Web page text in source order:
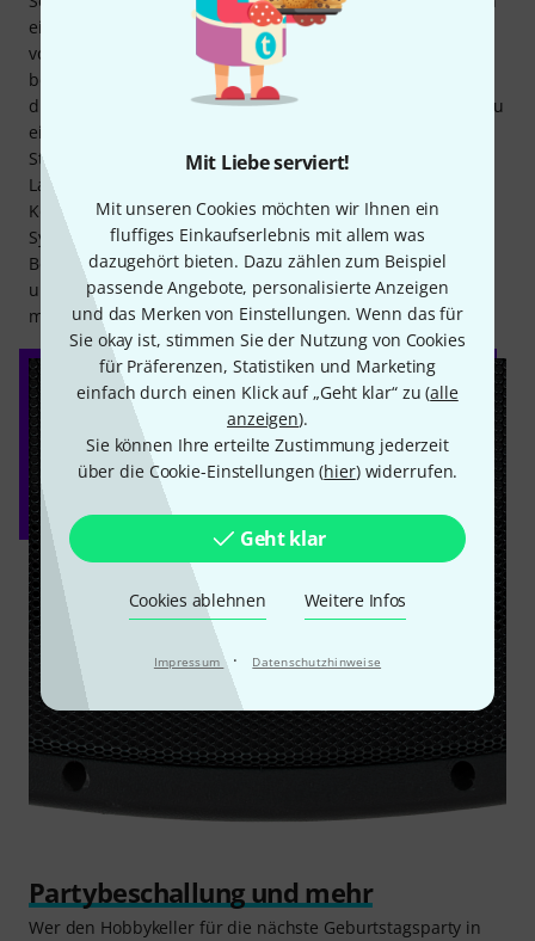
Mit Liebe serviert!
Mit unseren Cookies möchten wir Ihnen ein
fluffiges Einkaufserlebnis mit allem was
dazugehört bieten. Dazu zählen zum Beispiel
passende Angebote, personalisierte Anzeigen
und das Merken von Einstellungen. Wenn das für
Sie okay ist, stimmen Sie der Nutzung von Cookies
für Präferenzen, Statistiken und Marketing
einfach durch einen Klick auf „Geht klar“ zu (alle
anzeigen).
Sie können Ihre erteilte Zustimmung jederzeit
über die Cookie-Einstellungen (hier) widerrufen.
Geht klar
Cookies ablehnen Weitere Infos
Impressum · Datenschutzhinweise
ein fester Bestandteil des Thomann-Sortiments. Gefertigt
von namhaften Herstellern, die auch für viele andere
bekannte Marken produzieren, überzeugen die Produkte
durch eine Kombination aus Qualität und Zuverlässigkeit zu
einem günstigen Preis. Die Produktpalette reicht von
Stativen und anderer Hardware über Bluetooth-
Lautsprecher, LED-Scheinwerfer, Moving Heads, Aktive PA-
Komplettsets und LED-Effekte hin zu Tonabnehmer-
Systemen, Kabeln und Splittern. Preisbewusste Kunden im
Bereich Licht- und Bühnentechnik werden im
umfangreichen Produktangebot mit mehr als 160 Artikeln
mit Sicherheit fündig.
Partybeschallung und mehr
Wer den Hobbykeller für die nächste Geburtstagsparty in